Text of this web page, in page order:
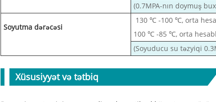
(0.7MPA-nın doymuş
Soyutma dərəcəsi
130 ℃ -100 ℃, orta
100 ℃ -85 ℃, orta
(Soyuducu su təzyiqi
Xüsusiyyət və tətbiq